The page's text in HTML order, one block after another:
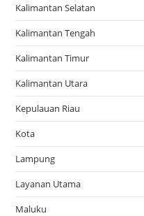
Kalimantan Selatan
Kalimantan Tengah
Kalimantan Timur
Kalimantan Utara
Kepulauan Riau
Kota
Lampung
Layanan Utama
Maluku